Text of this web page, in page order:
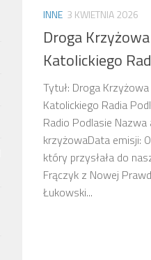
INNE 3 KWIETNIA 2026
Droga
Katolickiego
Tytuł: Droga
Katolickiego Radia
Radio Podlasie Nazwa
krzyżowaData emisji:
który przysłała do
Frączyk z Nowej
Łukowski...